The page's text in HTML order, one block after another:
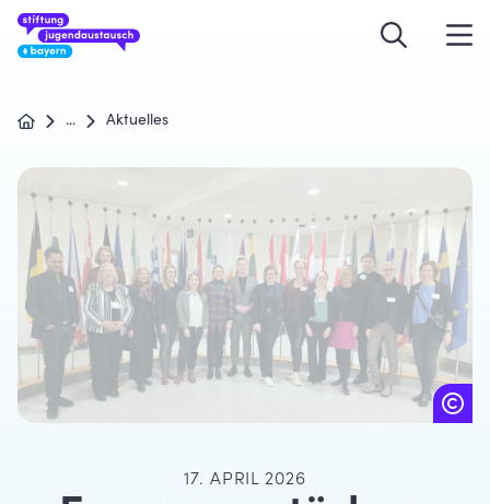
... Aktuelles
17. APRIL 2026